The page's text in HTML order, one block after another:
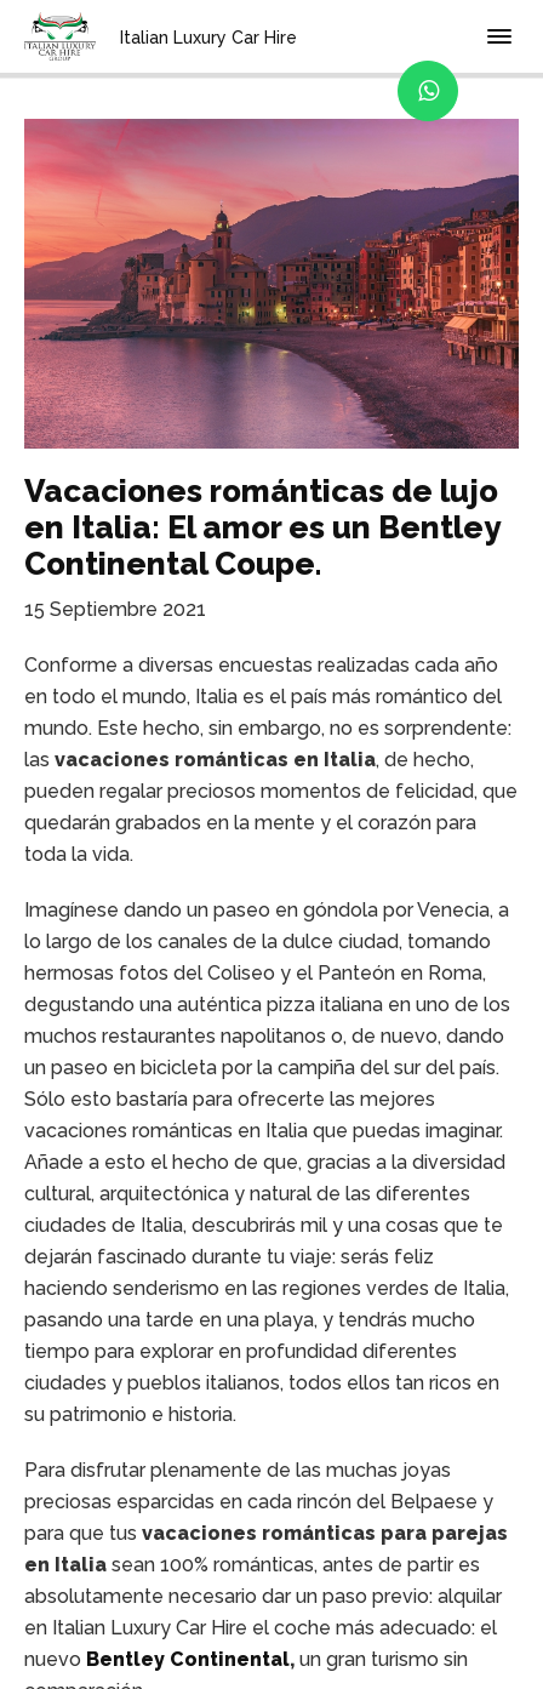
Italian Luxury Car Hire
Home Blog
Vacaciones románticas de lujo
en Italia: El amor es un Bentley
Continental Coupe.
15 Septiembre 2021
Conforme a diversas encuestas realizadas cada año
en todo el mundo, Italia es el país más romántico del
mundo. Este hecho, sin embargo, no es sorprendente:
las vacaciones románticas en Italia, de hecho,
pueden regalar preciosos momentos de felicidad, que
quedarán grabados en la mente y el corazón para
toda la vida.
Imagínese dando un paseo en góndola por Venecia, a
lo largo de los canales de la dulce ciudad, tomando
hermosas fotos del Coliseo y el Panteón en Roma,
degustando una auténtica pizza italiana en uno de los
muchos restaurantes napolitanos o, de nuevo, dando
un paseo en bicicleta por la campiña del sur del país.
Sólo esto bastaría para ofrecerte las mejores
vacaciones románticas en Italia que puedas imaginar.
Añade a esto el hecho de que, gracias a la diversidad
cultural, arquitectónica y natural de las diferentes
ciudades de Italia, descubrirás mil y una cosas que te
dejarán fascinado durante tu viaje: serás feliz
haciendo senderismo en las regiones verdes de Italia,
pasando una tarde en una playa, y tendrás mucho
tiempo para explorar en profundidad diferentes
ciudades y pueblos italianos, todos ellos tan ricos en
su patrimonio e historia.
Para disfrutar plenamente de las muchas joyas
preciosas esparcidas en cada rincón del Belpaese y
para que tus vacaciones románticas para parejas
en Italia sean 100% románticas, antes de partir es
absolutamente necesario dar un paso previo: alquilar
en Italian Luxury Car Hire el coche más adecuado: el
nuevo Bentley Continental, un gran turismo sin